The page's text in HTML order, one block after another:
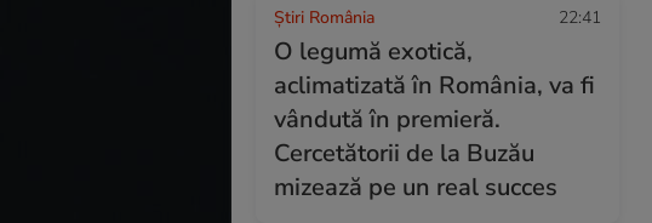
Știri România 22:41
O legumă exotică,
aclimatizată în România, va fi
vândută în premieră.
Cercetătorii de la Buzău
mizează pe un real succes